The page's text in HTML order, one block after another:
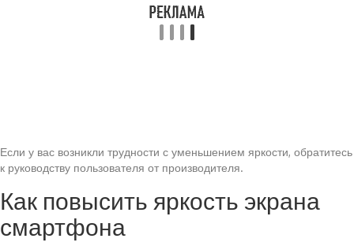
Если у вас возникли трудности с уменьшением яркости, обратитесь
к руководству пользователя от производителя.
Как повысить яркость экрана
смартфона